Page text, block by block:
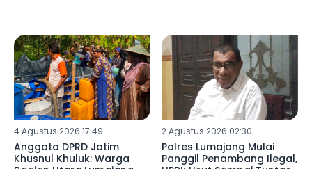
4 Agustus 2026 17:49
Anggota DPRD Jatim
Khusnul Khuluk: Warga
2 Agustus 2026 02:30
Polres Lumajang Mulai
Panggil Penambang Ilegal,